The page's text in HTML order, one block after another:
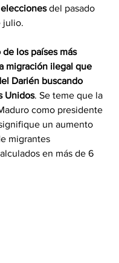
del pasado
julio.
de los países más
migración ilegal que
Darién buscando
Unidos. Se teme que la
como presidente
un aumento
migrantes
en más de 6